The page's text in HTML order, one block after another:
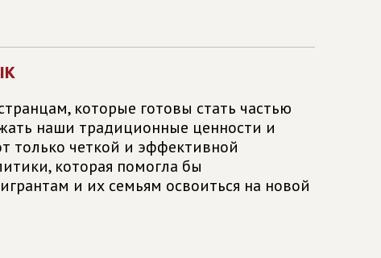
которые готовы стать частью
наши традиционные ценности и
только четкой и эффективной
которая помогла бы
и их семьям освоиться на новой